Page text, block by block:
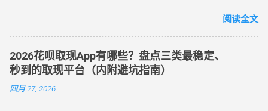
饮团购”（可退款品类）； 使用花呗支付后，立即申请 “未消费
退款”（需商家支持）； 退款到账时间 1-3 个工作日，手续费
≈0（平台官方渠道）。 独特优势 ： ✅ 支持香港 / 澳门等境外
用户手机号注册 ✅ 风控账户可尝试（需近 3 个月无违规记录）
（二）数码商城类 —— 小额灵活场景 平台名称 安全指数 手续
费 操作要点 华为商城 ★★★☆☆ 0.38% 购买 “电子礼品卡” 后
店铺回购或闲鱼平台交易，将花呗额度秒变余额。目前的合理
官方定位是“先消费、后还款”，但当面临紧急资金缺口时，提现
成为了很多人的首选。那么，具体怎么操作才最稳妥？ 一、 花
呗提现的三种常见操作方式 操作模式 到账时效 优点 缺点 扫码
直取模式 秒到 速度最快，适合急用 对账号权重有一定要求 电
阅读全文
2026花呗取现App有哪些？盘点三类最稳定、
秒到的取现平台（内附避坑指南）
四月 27, 2026